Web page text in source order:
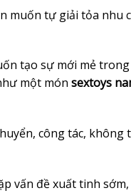
muốn tự giải tỏa nhu
tạo sự mới mẻ
một món sextoys
công tác, không
vấn đề xuất tinh